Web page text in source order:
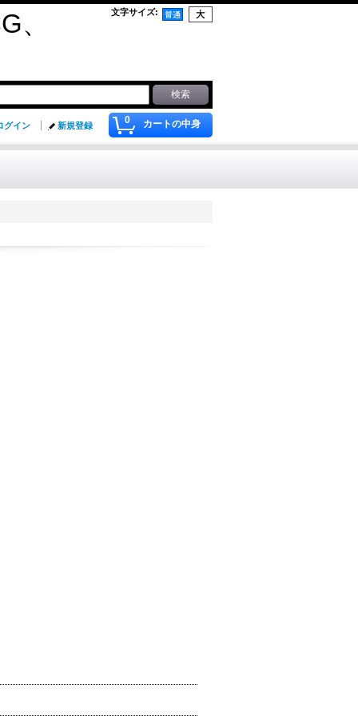
、 文字サイズ:
0 カートの中身
グイン 新規登録